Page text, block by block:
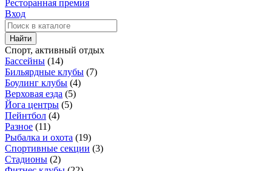
Ресторанная премия
Вход
Найти
Спорт, активный отдых
Бассейны (14)
Бильярдные клубы (7)
Боулинг клубы (4)
Верховая езда (5)
Йога центры (5)
Пейнтбол (4)
Разное (11)
Рыбалка и охота (19)
Спортивные секции (3)
Стадионы (2)